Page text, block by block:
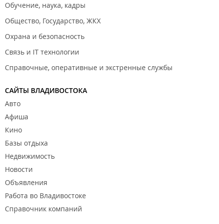
Обучение, наука, кадры
Общество, Государство, ЖКХ
Охрана и безопасность
Связь и IT технологии
Справочные, оперативные и экстренные службы
САЙТЫ ВЛАДИВОСТОКА
Авто
Афиша
Кино
Базы отдыха
Недвижимость
Новости
Объявления
Работа во Владивостоке
Справочник компаний